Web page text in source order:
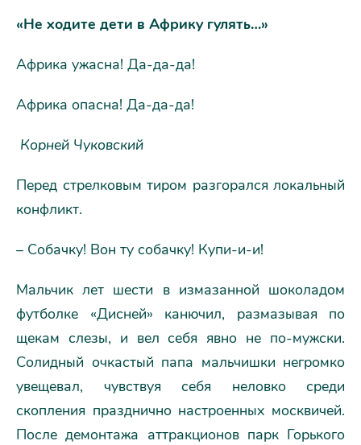
«Не ходите дети в Африку гулять…»
Африка ужасна! Да-да-да!
Африка опасна! Да-да-да!
Корней Чуковский
Перед стрелковым тиром разгорался локальный
конфликт.
– Собачку! Вон ту собачку! Купи-и-и!
Мальчик лет шести в измазанной шоколадом
футболке «Дисней» канючил, размазывая по
щекам слезы, и вел себя явно не по-мужски.
Солидный очкастый папа мальчишки негромко
увещевал, чувствуя себя неловко среди
скопления празднично настроенных москвичей.
После демонтажа аттракционов парк Горького